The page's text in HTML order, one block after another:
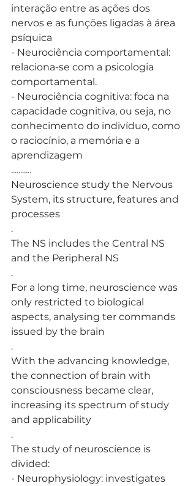
interação entre as ações dos
nervos e as funções ligadas à área
psíquica
- Neurociência comportamental:
relaciona-se com a psicologia
comportamental.
- Neurociência cognitiva: foca na
capacidade cognitiva, ou seja, no
conhecimento do indivíduo, como
o raciocínio, a memória e a
aprendizagem
...........
Neuroscience study the Nervous
System, its structure, features and
processes
.
The NS includes the Central NS
and the Peripheral NS
.
For a long time, neuroscience was
only restricted to biological
aspects, analysing ter commands
issued by the brain
.
With the advancing knowledge,
the connection of brain with
consciousness became clear,
increasing its spectrum of study
and applicability
.
The study of neuroscience is
divided:
- Neurophysiology: investigates